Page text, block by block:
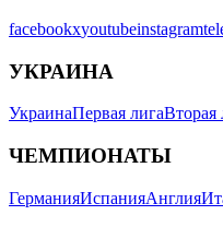
facebookxyoutubeinstagram
УКРАИНА
УкраинаПервая лигаВторая
ЧЕМПИОНАТЫ
ГерманияИспанияАнглия